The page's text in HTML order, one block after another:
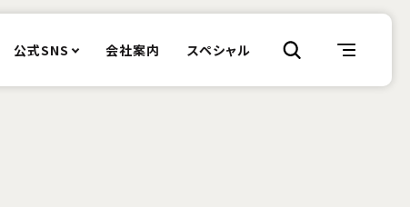
公式SNS 会社案内 スペシャル